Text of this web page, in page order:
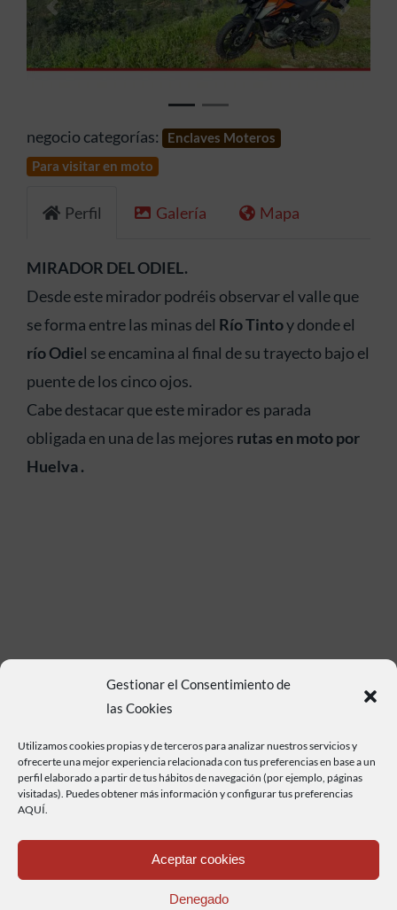
Gestionar el Consentimiento de
las Cookies
Utilizamos cookies propias y de terceros para analizar nuestros servicios y
ofrecerte una mejor experiencia relacionada con tus preferencias en base a un
perfil elaborado a partir de tus hábitos de navegación (por ejemplo, páginas
visitadas). Puedes obtener más información y configurar tus preferencias
AQUÍ.
Aceptar cookies
Denegado
Anterior
negocio categorías:
Enclaves Moteros
Para visitar en moto
Perfil Galería Mapa
MIRADOR DEL ODIEL.
Desde este mirador podréis observar el valle que
se forma entre las minas del Río Tintoy donde el
río Odiel se encamina al final de su trayecto bajo el
puente de los cinco ojos.
Cabe destacar que este mirador es parada
obligada en una de las mejores rutas en moto por
Huelva .
Haz clic para aceptar cookies de marketing y